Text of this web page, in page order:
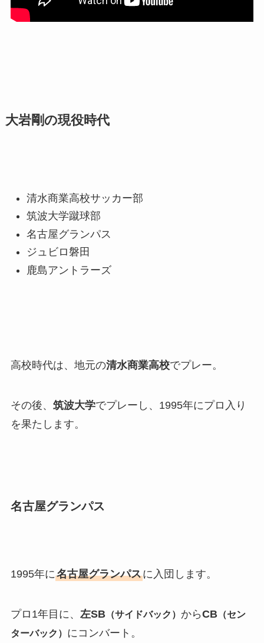
大岩剛の現役時代
清水商業高校サッカー部
筑波大学蹴球部
名古屋グランパス
ジュビロ磐田
鹿島アントラーズ
高校時代は、地元の清水商業高校でプレー。
その後、 筑波大学でプレーし、1995年にプロ入り
を果たします。
名古屋グランパス
1995年に名古屋グランパスに入団します。
プロ1年目に、 左SB（サイドバック） からCB（セン
ターバック） にコンバート。